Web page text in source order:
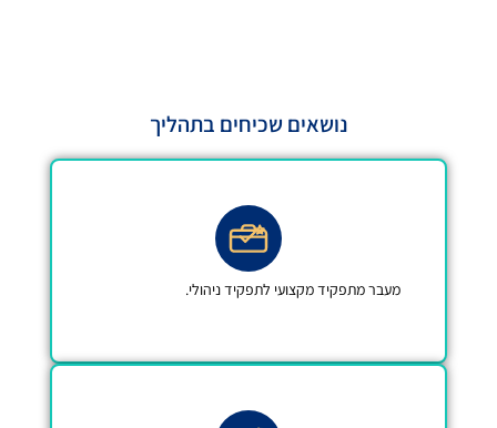
נושאים שכיחים בתהליך
מקצועי לתפקיד ניהולי.